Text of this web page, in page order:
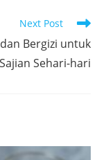
Next Post
Bergizi untuk
Sajian Sehari-hari